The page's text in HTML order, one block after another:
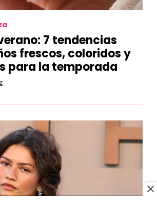
7 tendencias
frescos, coloridos y
para la temporada